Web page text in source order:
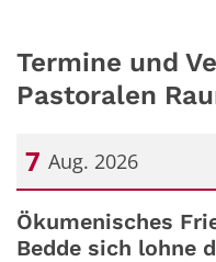
Termine und
Pastoralen
7 Aug. 2026
Datum: 7. August 2026
Ökumenisches
Bedde sich lohne